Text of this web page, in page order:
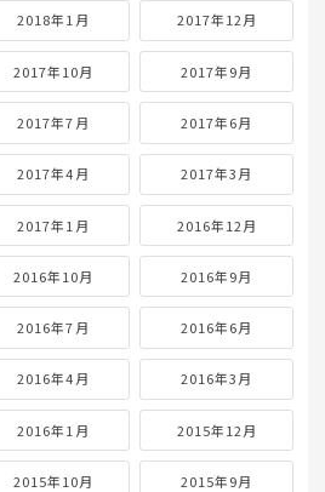
2018年1月 2017年12月
2017年10月 2017年9月
2017年7月 2017年6月
2017年4月 2017年3月
2017年1月 2016年12月
2016年10月 2016年9月
2016年7月 2016年6月
2016年4月 2016年3月
2016年1月 2015年12月
2015年10月 2015年9月